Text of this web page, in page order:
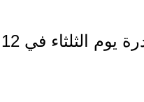
في 12 تشرين الثاني 2019